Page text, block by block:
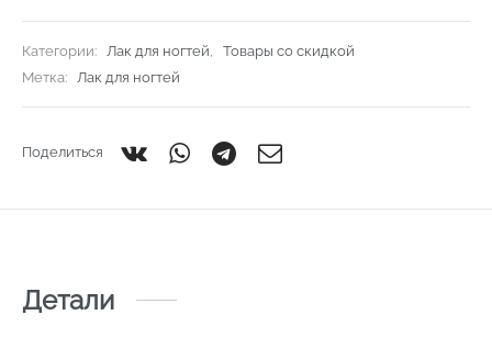
Категории: Лак для ногтей,
Товары со скидкой
Метка:
Лак для ногтей
Поделиться
Детали